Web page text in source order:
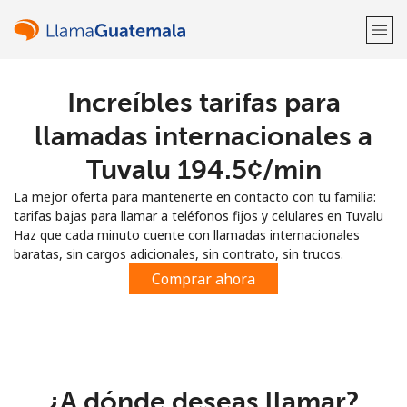
¡Bienvenido!
Regístrate con
Increíbles tarifas para
llamadas internacionales a
Tuvalu ⁦194.5¢⁩/min
La mejor oferta para mantenerte en contacto con tu familia:
tarifas bajas para llamar a teléfonos fijos y celulares en Tuvalu
Haz que cada minuto cuente con llamadas internacionales
baratas, sin cargos adicionales, sin contrato, sin trucos.
Comprar ahora